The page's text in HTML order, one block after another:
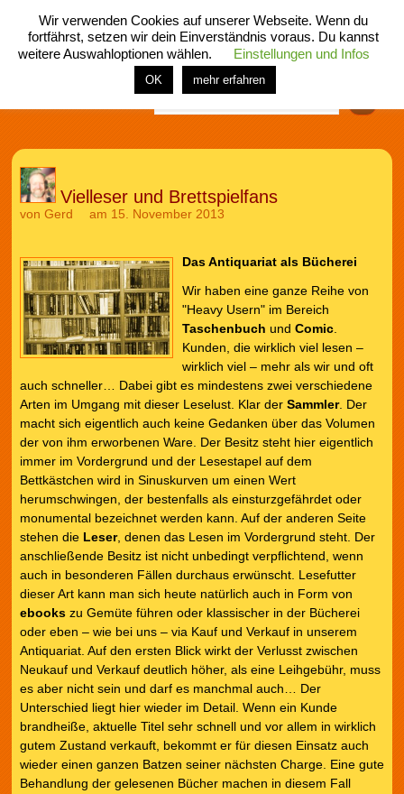
menü
home rubrik buch comic spiel fotos shop
Vielleser und Brettspielfans
von Gerd am 15. November 2013
Das Antiquariat als Bücherei
Wir haben eine ganze Reihe von
"Heavy Usern" im Bereich
Taschenbuch und Comic.
Kunden, die wirklich viel lesen –
wirklich viel – mehr als wir und oft
auch schneller… Dabei gibt es mindestens zwei verschiedene
Arten im Umgang mit dieser Leselust. Klar der Sammler. Der
macht sich eigentlich auch keine Gedanken über das Volumen
der von ihm erworbenen Ware. Der Besitz steht hier eigentlich
immer im Vordergrund und der Lesestapel auf dem
Bettkästchen wird in Sinuskurven um einen Wert
herumschwingen, der bestenfalls als einsturzgefährdet oder
monumental bezeichnet werden kann. Auf der anderen Seite
stehen die Leser, denen das Lesen im Vordergrund steht. Der
anschließende Besitz ist nicht unbedingt verpflichtend, wenn
auch in besonderen Fällen durchaus erwünscht. Lesefutter
dieser Art kann man sich heute natürlich auch in Form von
ebookszu Gemüte führen oder klassischer in der Bücherei
oder eben – wie bei uns – via Kauf und Verkauf in unserem
Antiquariat. Auf den ersten Blick wirkt der Verlusst zwischen
Neukauf und Verkauf deutlich höher, als eine Leihgebühr, muss
es aber nicht sein und darf es manchmal auch… Der
Unterschied liegt hier wieder im Detail. Wenn ein Kunde
brandheiße, aktuelle Titel sehr schnell und vor allem in wirklich
gutem Zustand verkauft, bekommt er für diesen Einsatz auch
wieder einen ganzen Batzen seiner nächsten Charge. Eine gute
Behandlung der gelesenen Bücher machen in diesem Fall
Wir verwenden Cookies auf unserer Webseite. Wenn du
fortfährst, setzen wir dein Einverständnis voraus. Du kannst
weitere Auswahloptionen wählen.
Einstellungen und Infos
OK mehr erfahren